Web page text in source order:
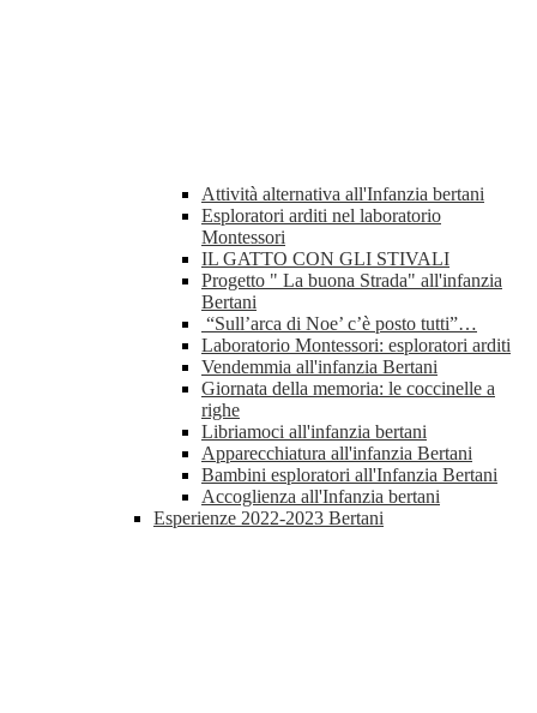
Attività alternativa all'Infanzia bertani
Esploratori arditi nel laboratorio
Montessori
IL GATTO CON GLI STIVALI
Progetto " La buona Strada" all'infanzia
Bertani
“Sull’arca di Noe’ c’è posto tutti”…
Laboratorio Montessori: esploratori arditi
Vendemmia all'infanzia Bertani
Giornata della memoria: le coccinelle a
righe
Libriamoci all'infanzia bertani
Apparecchiatura all'infanzia Bertani
Bambini esploratori all'Infanzia Bertani
Accoglienza all'Infanzia bertani
Esperienze 2022-2023 Bertani